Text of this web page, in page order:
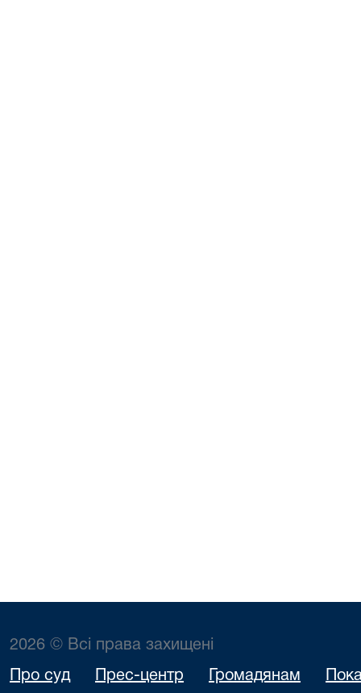
2026 © Всі права захищені
Про суд Прес-центр Громадянам